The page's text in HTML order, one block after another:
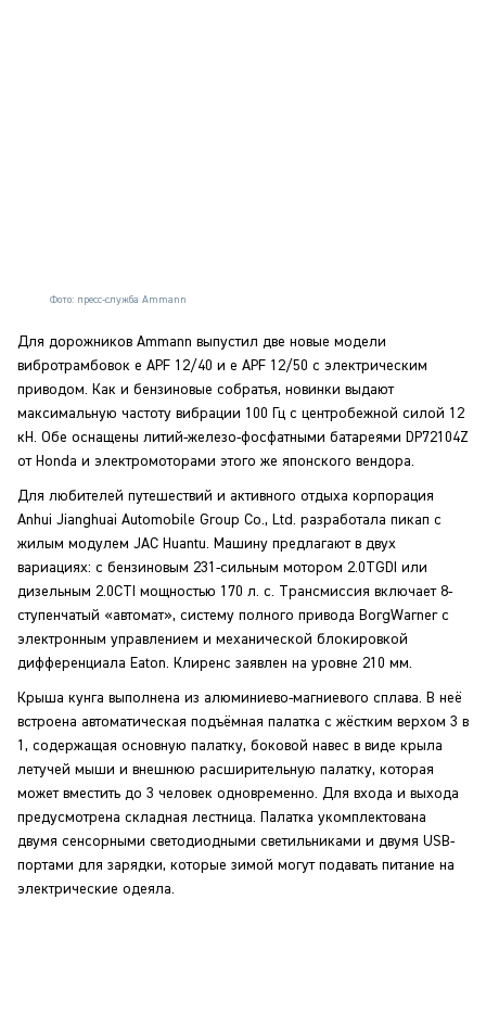
Фото: пресс-служба Ammann
Для дорожников Ammann выпустил две новые модели
вибротрамбовок e APF 12/40 и e APF 12/50 с электрическим
приводом. Как и бензиновые собратья, новинки выдают
максимальную частоту вибрации 100 Гц с центробежной силой 12
кН. Обе оснащены литий-железо-фосфатными батареями DP72104Z
от Honda и электромоторами этого же японского вендора.
Для любителей путешествий и активного отдыха корпорация
Anhui Jianghuai Automobile Group Co., Ltd. разработала пикап с
жилым модулем JAC Huantu. Машину предлагают в двух
вариациях: с бензиновым 231-сильным мотором 2.0TGDI или
дизельным 2.0CTI мощностью 170 л. с. Трансмиссия включает 8-
ступенчатый «автомат», систему полного привода BorgWarner с
электронным управлением и механической блокировкой
дифференциала Eaton. Клиренс заявлен на уровне 210 мм.
Крыша кунга выполнена из алюминиево-магниевого сплава. В неё
встроена автоматическая подъёмная палатка с жёстким верхом 3 в
1, содержащая основную палатку, боковой навес в виде крыла
летучей мыши и внешнюю расширительную палатку, которая
может вместить до 3 человек одновременно. Для входа и выхода
предусмотрена складная лестница. Палатка укомплектована
двумя сенсорными светодиодными светильниками и двумя USB-
портами для зарядки, которые зимой могут подавать питание на
электрические одеяла.